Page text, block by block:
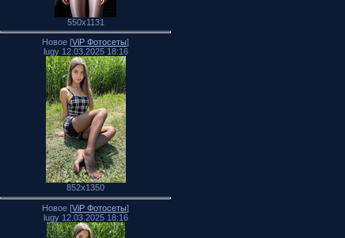
550x1131
Новое [ViP Фотосеты]
lugy 12.03.2025 18:16
852x1350
Новое [ViP Фотосеты]
lugy 12.03.2025 18:16